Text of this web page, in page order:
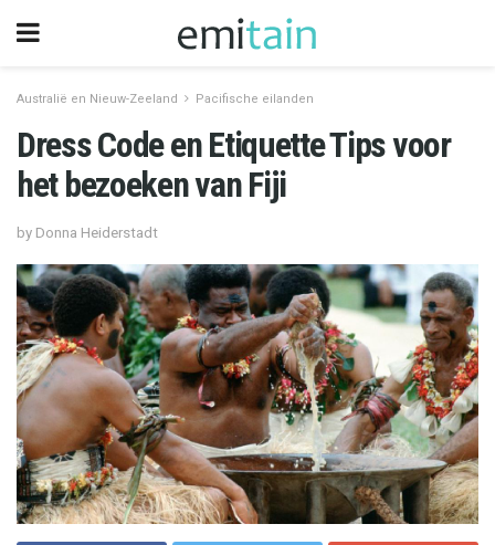
Australië en Nieuw-Zeeland Pacifische eilanden
Dress Code en Etiquette Tips voor
het bezoeken van Fiji
by Donna Heiderstadt